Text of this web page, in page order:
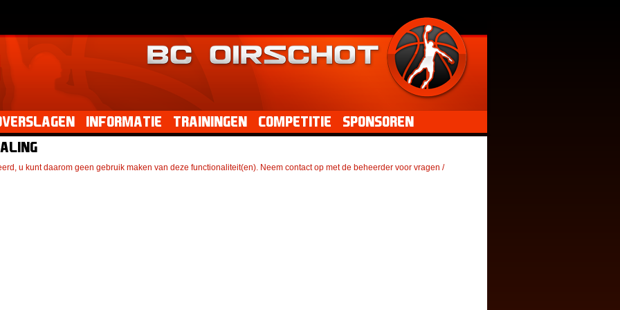
Informatie Trainingen Competitie
Sponsoren
u kunt daarom geen gebruik maken van deze functionaliteit(en). Neem contact op met de beheerder voor vragen /